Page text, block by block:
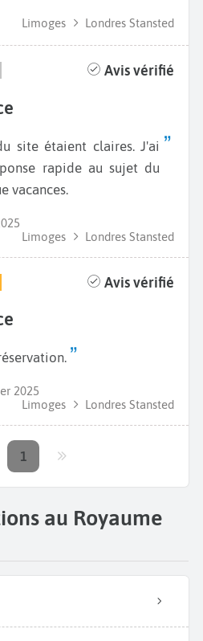
Limoges Londres Stansted
Avis vérifié
site étaient claires. J'ai
rapide au sujet du
vacances.
Limoges
Londres Stansted
Avis vérifié
2025
Limoges
Londres Stansted
1
au Royaume